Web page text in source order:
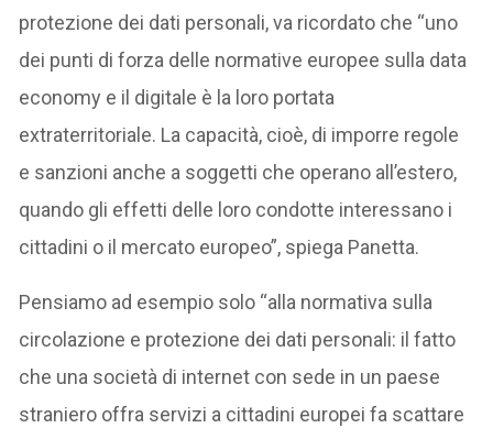
protezione dei dati personali, va ricordato che “uno
dei punti di forza delle normative europee sulla data
economy e il digitale è la loro portata
extraterritoriale. La capacità, cioè, di imporre regole
e sanzioni anche a soggetti che operano all’estero,
quando gli effetti delle loro condotte interessano i
cittadini o il mercato europeo”, spiega Panetta.
Pensiamo ad esempio solo “alla normativa sulla
circolazione e protezione dei dati personali: il fatto
che una società di internet con sede in un paese
straniero offra servizi a cittadini europei fa scattare